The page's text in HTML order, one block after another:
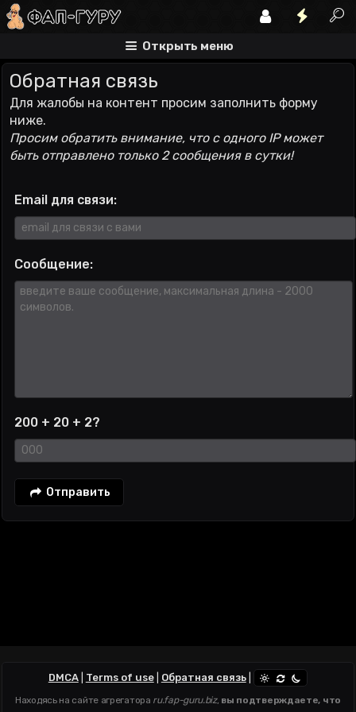
Открыть меню
Обратная связь
Для жалобы на контент просим заполнить форму
ниже.
Просим обратить внимание, что с одного IP может
быть отправлено только 2 сообщения в сутки!
Email для связи:
Сообщение:
200 + 20 + 2?
Отправить
DMCA| Terms of use| Обратная связь
Находясь на сайте агрегатора ru.fap-guru.biz, вы подтверждаете, что